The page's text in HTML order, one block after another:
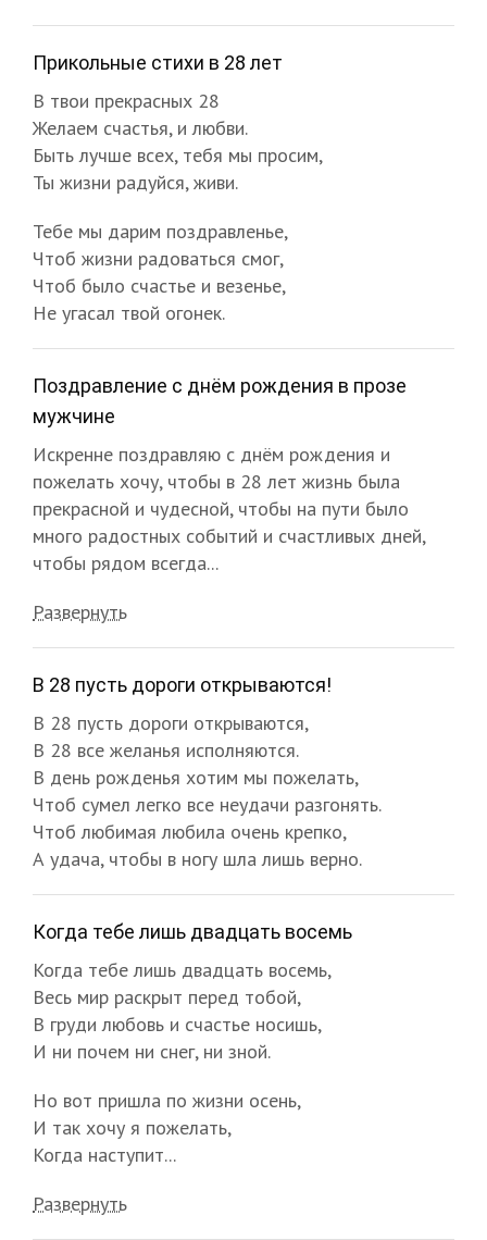
Прикольные стихи в 28 лет
В твои прекрасных 28
Желаем счастья, и любви.
Быть лучше всех, тебя мы просим,
Ты жизни радуйся, живи.
Тебе мы дарим поздравленье,
Чтоб жизни радоваться смог,
Чтоб было счастье и везенье,
Не угасал твой огонек.
Поздравление с днём рождения в прозе
мужчине
Искренне поздравляю с днём рождения и
пожелать хочу, чтобы в 28 лет жизнь была
прекрасной и чудесной, чтобы на пути было
много радостных событий и счастливых дней,
чтобы рядом всегда...
Развернуть
В 28 пусть дороги открываются!
В 28 пусть дороги открываются,
В 28 все желанья исполняются.
В день рожденья хотим мы пожелать,
Чтоб сумел легко все неудачи разгонять.
Чтоб любимая любила очень крепко,
А удача, чтобы в ногу шла лишь верно.
Когда тебе лишь двадцать восемь
Когда тебе лишь двадцать восемь,
Весь мир раскрыт перед тобой,
В груди любовь и счастье носишь,
И ни почем ни снег, ни зной.
Но вот пришла по жизни осень,
И так хочу я пожелать,
Когда наступит...
Развернуть